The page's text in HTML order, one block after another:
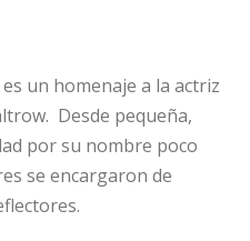
un homenaje a la actriz
Desde pequeña,
por su nombre poco
se encargaron de